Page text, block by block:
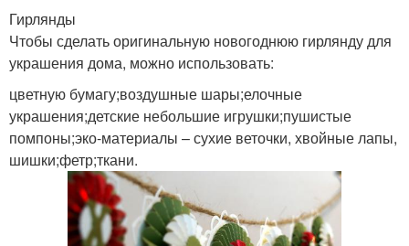
Гирлянды
Чтобы сделать оригинальную новогоднюю гирлянду для
украшения дома, можно использовать:
цветную бумагу;воздушные шары;елочные
украшения;детские небольшие игрушки;пушистые
помпоны;эко-материалы – сухие веточки, хвойные лапы,
шишки;фетр;ткани.